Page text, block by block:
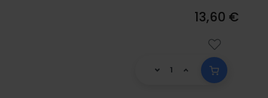
13,60 €